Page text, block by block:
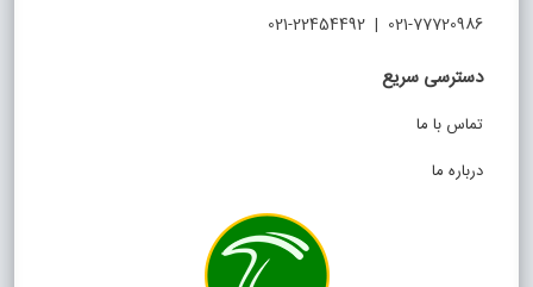
021-77720986 | 021-22454492
دسترسی سریع
تماس با ما
درباره ما